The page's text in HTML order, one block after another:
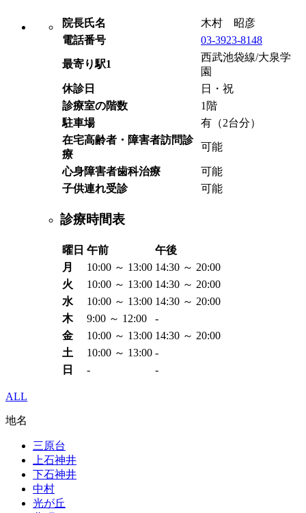
院長氏名
木村 昭彦
電話番号
03-3923-8148
最寄り駅1
西武池袋線/大泉学
園
休診日
日・祝
診療室の階数
1階
駐車場
有（2台分）
在宅高齢者・障害者訪問診
療
可能
心身障害者歯科治療
可能
子供連れ受診
可能
診療時間表
曜日 午前
午後
月
10:00 ～ 13:00 14:30 ～ 20:00
火
10:00 ～ 13:00 14:30 ～ 20:00
水
10:00 ～ 13:00 14:30 ～ 20:00
木
9:00 ～ 12:00
-
金
10:00 ～ 13:00 14:30 ～ 20:00
土
10:00 ～ 13:00 -
日
- -
ALL
地名
三原台
上石神井
下石神井
中村
光が丘